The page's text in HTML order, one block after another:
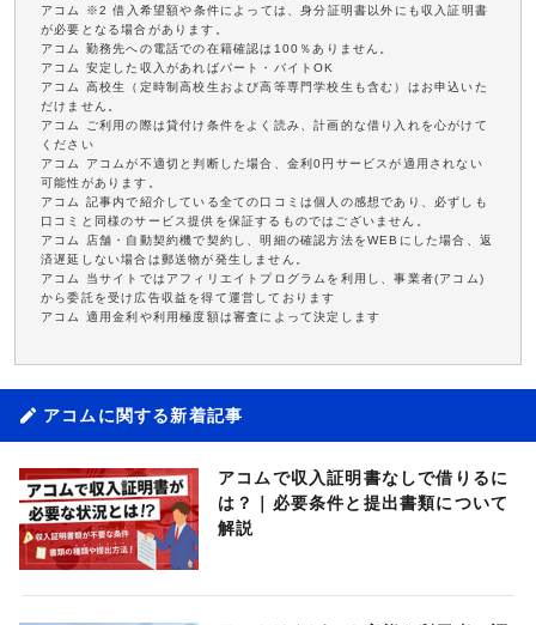
アコム ※2 借入希望額や条件によっては、身分証明書以外にも収入証明書
が必要となる場合があります。
アコム 勤務先への電話での在籍確認は100％ありません。
アコム 安定した収入があればパート・バイトOK
アコム 高校生（定時制高校生および高等専門学校生も含む）はお申込いた
だけません。
アコム ご利用の際は貸付け条件をよく読み、計画的な借り入れを心がけて
ください
アコム アコムが不適切と判断した場合、金利0円サービスが適用されない
可能性があります。
アコム 記事内で紹介している全ての口コミは個人の感想であり、必ずしも
口コミと同様のサービス提供を保証するものではございません。
アコム 店舗・自動契約機で契約し、明細の確認方法をWEBにした場合、返
済遅延しない場合は郵送物が発生しません。
アコム 当サイトではアフィリエイトプログラムを利用し、事業者(アコム)
から委託を受け広告収益を得て運営しております
アコム 適用金利や利用極度額は審査によって決定します
アコムに関する新着記事
アコムで収入証明書なしで借りるに
は？｜必要条件と提出書類について
解説